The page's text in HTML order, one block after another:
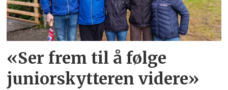
«Ser frem til å følge
juniorskytteren videre»